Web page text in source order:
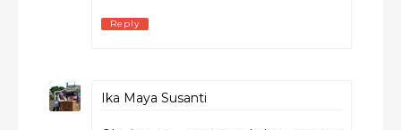
Reply
Ika Maya Susanti